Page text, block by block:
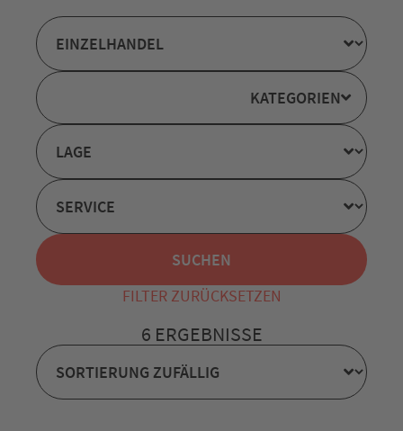
KATEGORIEN
FILTER ZURÜCKSETZEN
6 ERGEBNISSE